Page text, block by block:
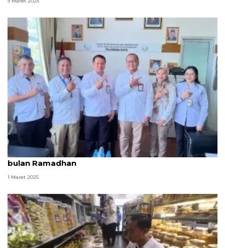
KKP-BPOM sinergi jaga mutu produk perikanan di
bulan Ramadhan
1 Maret 2025